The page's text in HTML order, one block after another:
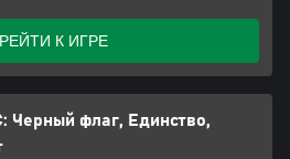
К ИГРЕ
Черный флаг, Единство,